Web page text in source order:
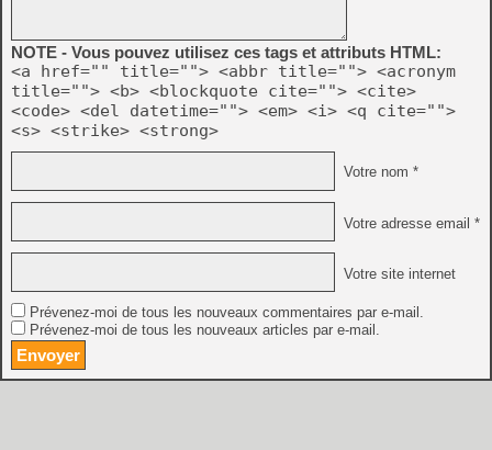
NOTE - Vous pouvez utilisez ces tags et attributs HTML:
<a href="" title=""> <abbr title=""> <acronym
title=""> <b> <blockquote cite=""> <cite>
<code> <del datetime=""> <em> <i> <q cite="">
<s> <strike> <strong>
Votre nom *
Votre adresse email *
Votre site internet
Prévenez-moi de tous les nouveaux commentaires par e-mail.
Prévenez-moi de tous les nouveaux articles par e-mail.